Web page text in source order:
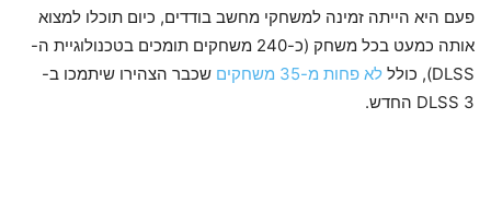
פעם היא הייתה זמינה למשחקי מחשב בודדים, כיום תוכלו למצוא
אותה כמעט בכל משחק (כ-240 משחקים תומכים בטכנולוגיית ה-
DLSS), כולל
לא פחות מ-35 משחקים
שכבר הצהירו שיתמכו ב-
DLSS 3 החדש.